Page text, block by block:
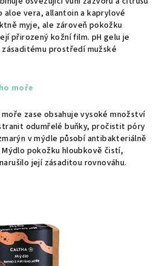
aloe vera, allantoin a kaprylové
myje, ale zároveň pokožku
přirozený kožní film. pH gelu je
prostředí mužské
moře
zase obsahuje vysoké množství
odumřelé buňky, pročistit póry
v mýdle působí antibakteriálně
pokožku hloubkově čistí,
její zásaditou rovnováhu.